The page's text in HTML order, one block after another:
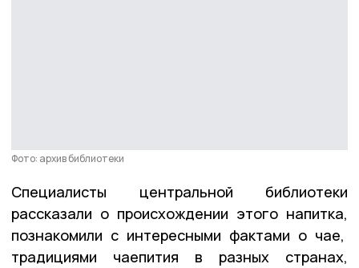
Фото: архив библиотеки
Специалисты центральной библиотеки
рассказали о происхождении этого напитка,
познакомили с интересными фактами о чае,
традициями чаепития в разных странах,